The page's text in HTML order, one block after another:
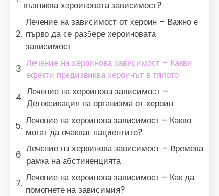
възниква хероиновата зависимост?
Лечение на зависимост от хероин – Важно е
първо да се разбере хероиновата
зависимост
Лечение на хероинова зависимост – Какви
ефекти предизвиква хероинът в тялото
Лечение на хероинова зависимост –
Детоксикация на организма от хероин
Лечение на хероинова зависимост – Какво
могат да очакват пациентите?
Лечение на хероинова зависимост – Времева
рамка на абстиненцията
Лечение на хероинова зависимост – Как да
помогнете на зависимия?